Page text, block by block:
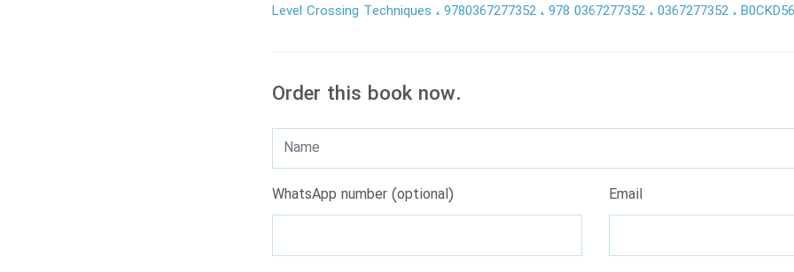
Level Crossing Techniques
9780367277352 978 0367277352 0367277352
Order this book now.
WhatsApp number (optional) Email